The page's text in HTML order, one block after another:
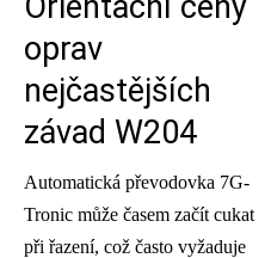
oprav
nejčastějších
závad W204
Automatická převodovka 7G-
Tronic může časem začít cukat
při řazení, což často vyžaduje